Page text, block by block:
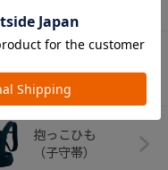
抱っこひも
（子守帯）